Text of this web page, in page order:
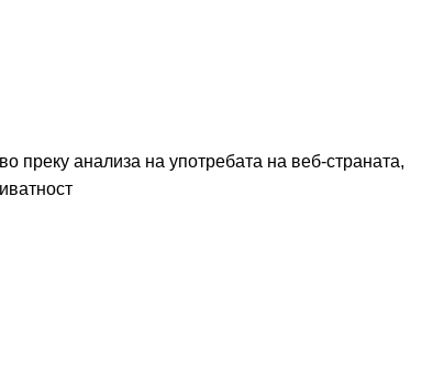
преку анализа на употребата на веб-страната,